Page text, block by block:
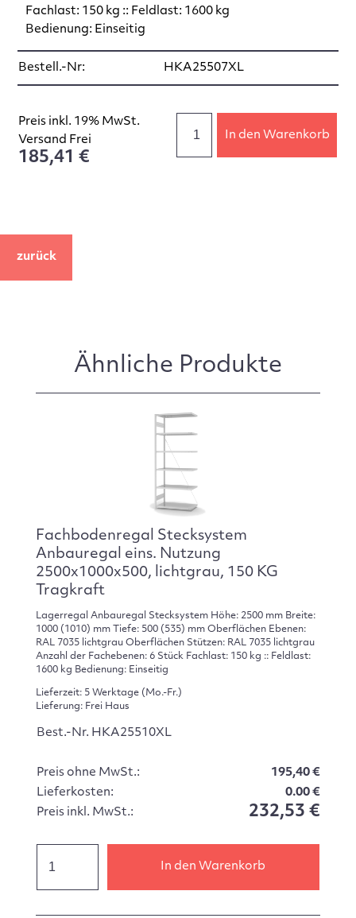
Fachlast: 150 kg :: Feldlast: 1600 kg
Bedienung: Einseitig
Bestell.-Nr: HKA25507XL
Preis inkl. 19% MwSt.
Versand Frei
185,41 €
In den Warenkorb
zurück
Ähnliche Produkte
Fachbodenregal Stecksystem
Anbauregal eins. Nutzung
2500x1000x500, lichtgrau, 150 KG
Tragkraft
Lagerregal Anbauregal Stecksystem Höhe: 2500 mm Breite:
1000 (1010) mm Tiefe: 500 (535) mm Oberflächen Ebenen:
RAL 7035 lichtgrau Oberflächen Stützen: RAL 7035 lichtgrau
Anzahl der Fachebenen: 6 Stück Fachlast: 150 kg :: Feldlast:
1600 kg Bedienung: Einseitig
Lieferzeit: 5 Werktage (Mo.-Fr.)
Lieferung: Frei Haus
Best.-Nr. HKA25510XL
Preis ohne MwSt.:
195,40 €
Lieferkosten:
0.00 €
Preis inkl. MwSt.:
232,53 €
In den Warenkorb